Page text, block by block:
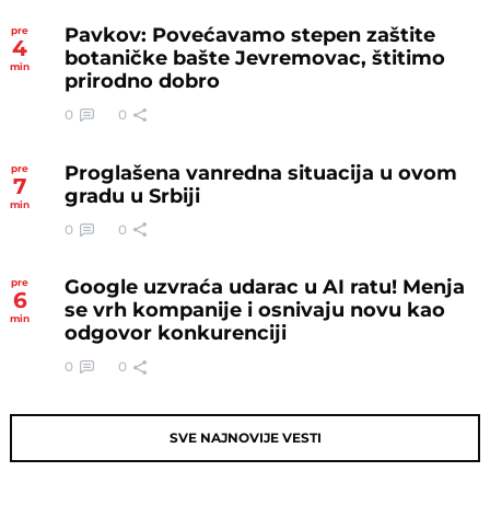
pre
4
min
Pavkov: Povećavamo stepen zaštite
botaničke bašte Jevremovac, štitimo
prirodno dobro
0 0
pre
7
min
Proglašena vanredna situacija u ovom
gradu u Srbiji
0 0
pre
6
min
Google uzvraća udarac u AI ratu! Menja
se vrh kompanije i osnivaju novu kao
odgovor konkurenciji
0 0
SVE NAJNOVIJE VESTI